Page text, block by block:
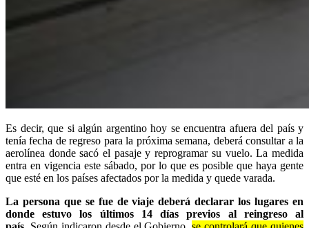
Es decir, que si algún argentino hoy se encuentra afuera del país y
tenía fecha de regreso para la próxima semana, deberá consultar a la
aerolínea donde sacó el pasaje y reprogramar su vuelo. La medida
entra en vigencia este sábado, por lo que es posible que haya gente
que esté en los países afectados por la medida y quede varada.
La persona que se fue de viaje deberá declarar los lugares en
donde estuvo los últimos 14 días previos al reingreso al